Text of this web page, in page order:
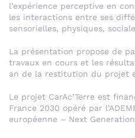
l’expérience perceptive en
les interactions entre ses
sensorielles, physiques,
La présentation propose de
travaux en cours et les
an de la restitution du projet
Le projet CarAc’Terre est
France 2030 opéré par
européenne – Next